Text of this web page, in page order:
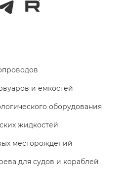
и емкостей
оборудования
жидкостей
месторождений
для судов и кораблей